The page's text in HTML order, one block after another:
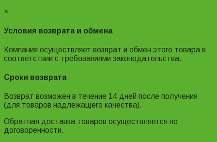
×
Условия возврата и обмена
Компания осуществляет возврат и обмен этого товара в
соответствии с требованиями законодательства.
Сроки возврата
Возврат возможен в течение 14 дней после получения
(для товаров надлежащего качества).
Обратная доставка товаров осуществляется по
договоренности.